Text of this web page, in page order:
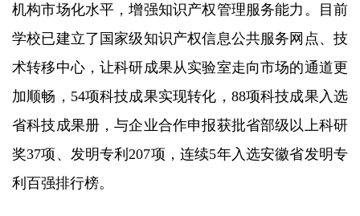
机构市场化水平，增强知识产权管理服务能力。目前
学校已建立了国家级知识产权信息公共服务网点、技
术转移中心，让科研成果从实验室走向市场的通道更
加顺畅，54项科技成果实现转化，88项科技成果入选
省科技成果册，与企业合作申报获批省部级以上科研
奖37项、发明专利207项，连续5年入选安徽省发明专
利百强排行榜。